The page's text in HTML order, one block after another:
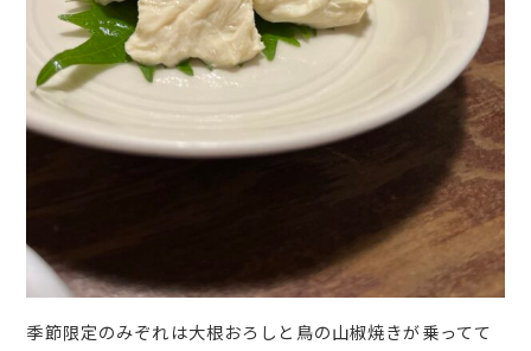
季節限定のみぞれは大根おろしと鳥の山椒焼きが乗ってて